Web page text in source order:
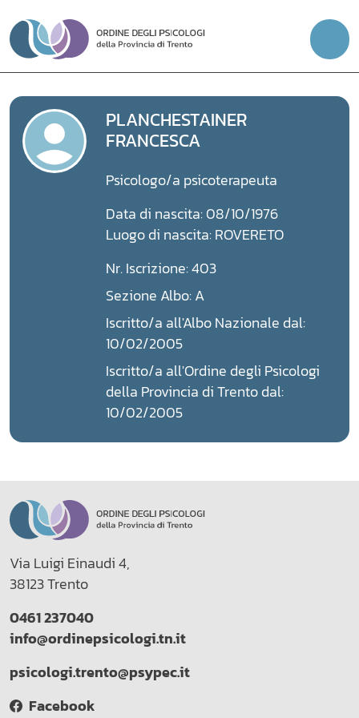
Vai
PLANCHESTAINER
FRANCESCA
Psicologo/a psicoterapeuta
Data di nascita: 08/10/1976
Luogo di nascita: ROVERETO
Nr. Iscrizione: 403
Sezione Albo: A
Iscritto/a all'Albo Nazionale dal:
10/02/2005
Iscritto/a all'Ordine degli Psicologi
della Provincia di Trento dal:
10/02/2005
Via Luigi Einaudi 4,
38123 Trento
0461 237040
info@ordinepsicologi.tn.it
psicologi.trento@psypec.it
Facebook